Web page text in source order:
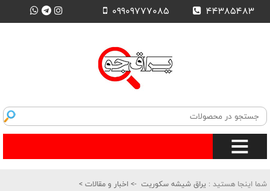
44385483
09909777085
شما اینجا هستید : یراق شیشه سکوریت ->اخبار و مقالات>